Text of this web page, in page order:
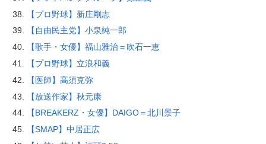
【プロ野球】新庄剛志
【自由民主党】小泉純一郎
【歌手・女優】福山雅治＝吹石一恵
【プロ野球】立浪和義
【医師】高須克弥
【放送作家】秋元康
【BREAKERZ・女優】DAIGO＝北川景子
【SMAP】中居正広